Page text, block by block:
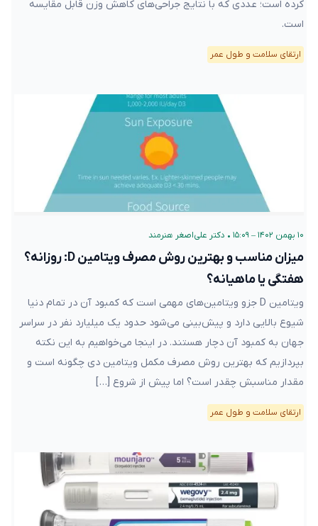
کرده است؛ عددی که با نتایج جراحی‌های کاهش وزن قابل مقایسه
است.
ارتقای سلامت و طول عمر
۱۰ بهمن ۱۴۰۲ – ۱۵:۰۹ • دکتر علی‌اصغر هنرمند
میزان مناسب و بهترین روش مصرف ویتامین D: روزانه؟
هفتگی یا ماهیانه؟
ویتامین D جزو ویتامین‌های مهمی است که کمبود آن در تمام دنیا
شیوع بالایی دارد و پیش‌بینی می‌شود حدود یک میلیارد نفر در سراسر
جهان به کمبود آن دچار هستند. در اینجا می‌خواهیم به این نکته
بپردازیم که بهترین روش مصرف مکمل ویتامین دی چگونه است و
مقدار مناسبش چقدر است؟ اما پیش از شروع […]
ارتقای سلامت و طول عمر